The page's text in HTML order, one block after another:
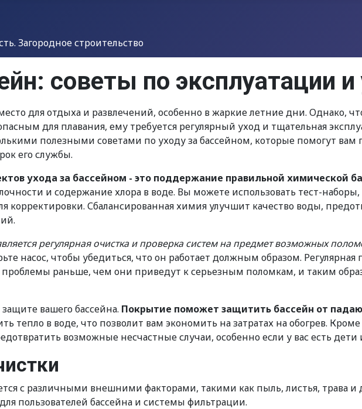
Загородное строительство
советы по эксплуатации и
для отдыха и развлечений, особенно в жаркие летние дни. Однако,
для плавания, ему требуется регулярный уход и тщательная
полезными советами по уходу за бассейном, которые помогут
его службы.
ухода за бассейном - это поддержание правильной химической
и содержание хлора в воде. Вы можете использовать тест-
Сбалансированная химия улучшит качество воды,
регулярная очистка и проверка систем на предмет возможных
насос, чтобы убедиться, что он работает должным образом.
раньше, чем они приведут к серьезным поломкам, и таким
вашего бассейна. Покрытие поможет защитить бассейн от
тепло в воде, что позволит вам экономить на затратах на обогрев.
возможные несчастные случаи, особенно если у вас есть
с различными внешними факторами, такими как пыль, листья, трава
пользователей бассейна и системы фильтрации.